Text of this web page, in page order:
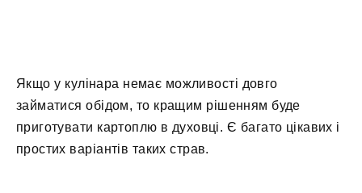
Якщо у кулінара немає можливості довго
займатися обідом, то кращим рішенням буде
приготувати картоплю в духовці. Є багато цікавих і
простих варіантів таких страв.